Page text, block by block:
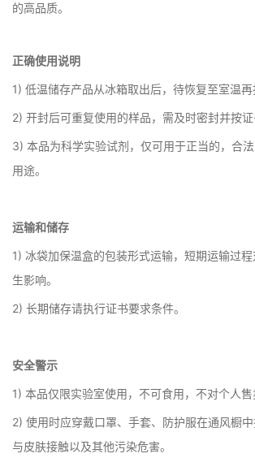
的高品质。
正确使用说明
1) 低温储存产品从冰箱取出后，待恢复至室温再
2) 开封后可重复使用的样品，需及时密封并按证
3) 本品为科学实验试剂，仅可用于正当的，合
用途。
运输和储存
1) 冰袋加保温盒的包装形式运输，短期运输过
生影响。
2) 长期储存请执行证书要求条件。
安全警示
1) 本品仅限实验室使用，不可食用，不对个人售
2) 使用时应穿戴口罩、手套、防护服在通风橱
与皮肤接触以及其他污染危害。